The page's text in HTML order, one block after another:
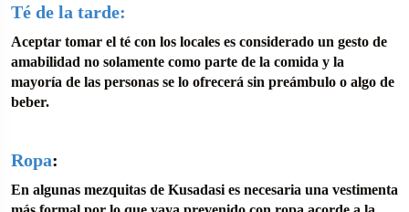
Té de la tarde:
Aceptar tomar el té con los locales es considerado un gesto de
amabilidad no solamente como parte de la comida y la
mayoría de las personas se lo ofrecerá sin preámbulo o algo de
beber.
Ropa:
En algunas mezquitas de Kusadasi es necesaria una vestimenta